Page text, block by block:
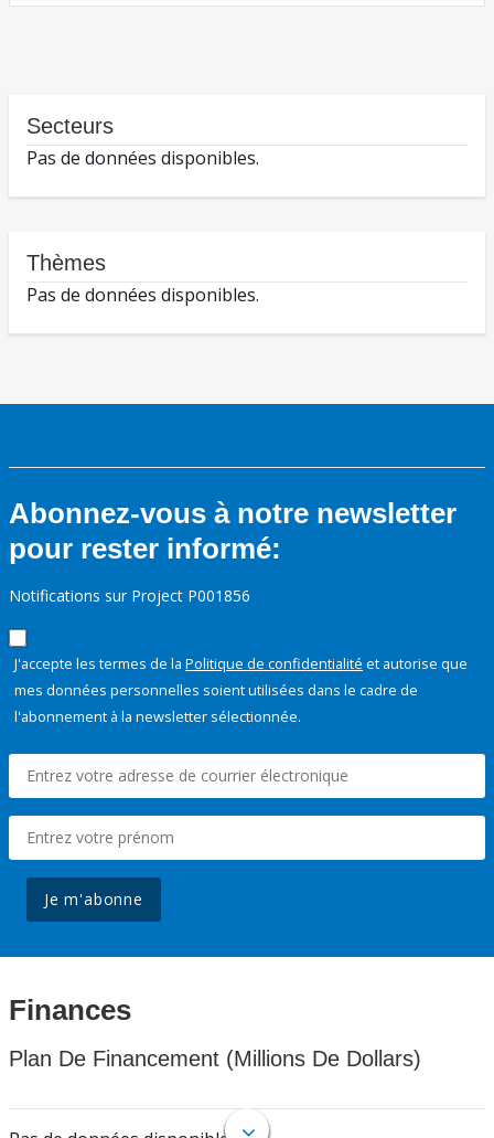
Secteurs
Pas de données disponibles.
Thèmes
Pas de données disponibles.
Abonnez-vous à notre newsletter
pour rester informé:
Notifications sur Project P001856
J'accepte les termes de la Politique de confidentialité et autorise que
mes données personnelles soient utilisées dans le cadre de
l'abonnement à la newsletter sélectionnée.
Je m'abonne
Finances
Plan De Financement (Millions De Dollars)